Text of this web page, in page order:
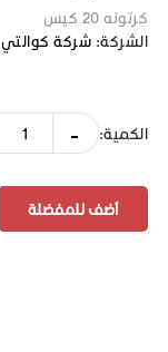
كرتونه 20 كيس
الشركة: شركة كوالتي
الكمية: -
أضف للمفضلة